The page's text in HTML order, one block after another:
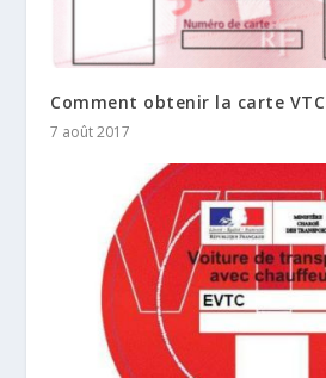
Comment obtenir la carte VTC
7 août 2017